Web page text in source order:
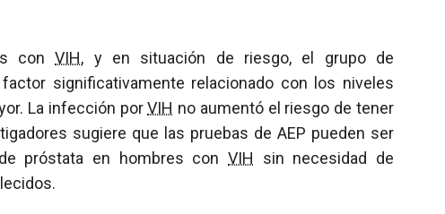
conVIH, y en situación de riesgo, el grupo de
significativamente relacionado con los niveles
La infección porVIH no aumentó el riesgo de tener
sugiere que las pruebas de AEP pueden ser
próstata en hombres con VIH sin necesidad de